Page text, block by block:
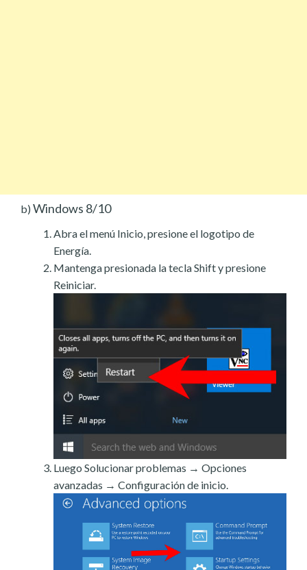
b) Windows 8/10
Abra el menú Inicio, presione el logotipo de
Energía.
Mantenga presionada la tecla Shift y presione
Reiniciar.
Luego Solucionar problemas → Opciones
avanzadas → Configuración de inicio.